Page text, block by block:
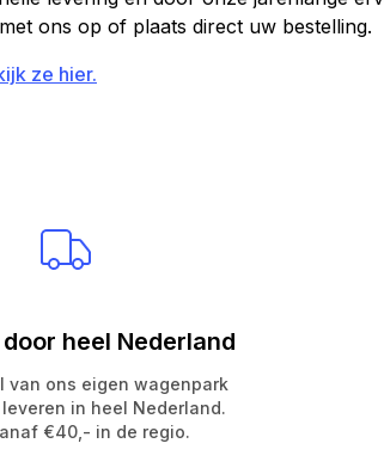
met ons op of plaats direct uw bestelling.
ze hier.
heel Nederland
van ons eigen wagenpark
in heel Nederland.
€40,- in de regio.